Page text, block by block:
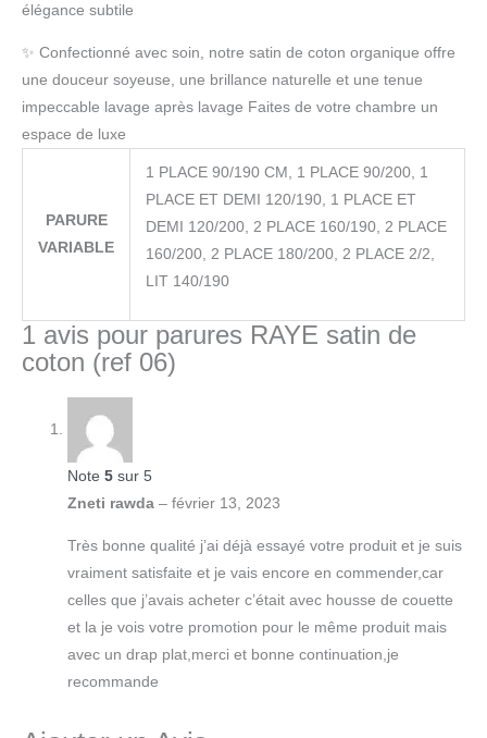
élégance subtile
✨ Confectionné avec soin, notre satin de coton organique offre
une douceur soyeuse, une brillance naturelle et une tenue
impeccable lavage après lavage Faites de votre chambre un
espace de luxe
PARURE
VARIABLE
1 PLACE 90/190 CM, 1 PLACE 90/200, 1
PLACE ET DEMI 120/190, 1 PLACE ET
DEMI 120/200, 2 PLACE 160/190, 2 PLACE
160/200, 2 PLACE 180/200, 2 PLACE 2/2,
LIT 140/190
1 avis pour parures RAYE satin de
coton (ref 06)
Note 5 sur 5
Zneti rawda – février 13, 2023
Très bonne qualité j’ai déjà essayé votre produit et je suis
vraiment satisfaite et je vais encore en commender,car
celles que j’avais acheter c’était avec housse de couette
et la je vois votre promotion pour le même produit mais
avec un drap plat,merci et bonne continuation,je
recommande